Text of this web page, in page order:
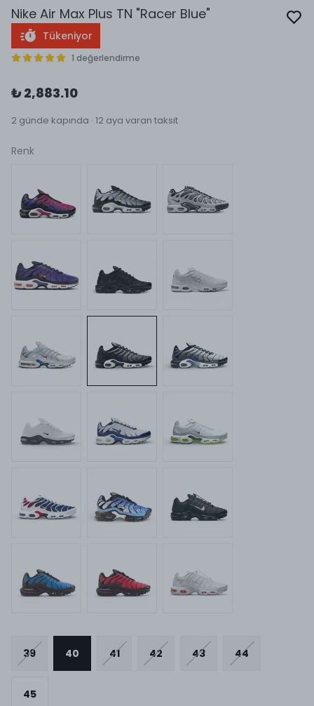
Nike Air Max Plus TN "Racer Blue"
Tükeniyor
1 değerlendirme
₺ 2,883.10
2 günde kapında · 12 aya varan taksit
Renk
39 40 41 42 43 44
45